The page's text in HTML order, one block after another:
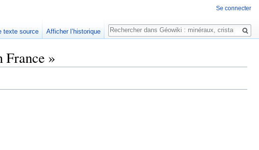
France »
Se connecter
texte source Afficher l’historique
Rechercher